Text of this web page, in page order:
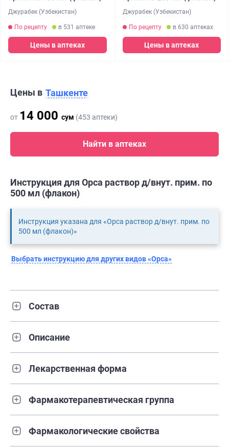
Джурабек (Узбекистан)
По рецепту в 531 аптеке
Цены в аптеках
Джурабек (Узбекистан)
По рецепту в 630 аптеках
Цены в аптеках
Цены в Ташкенте
от 14 000 сум (453 аптеки)
Найти в аптеках
Инструкция для Орса раствор д/внут. прим. по
500 мл (флакон)
Инструкция указана для «Орса раствор д/внут. прим. по
500 мл (флакон)»
Выбрать инструкцию для других видов «Орса»
Состав
Описание
Лекарственная форма
Фармакотерапевтическая группа
Фармакологические свойства